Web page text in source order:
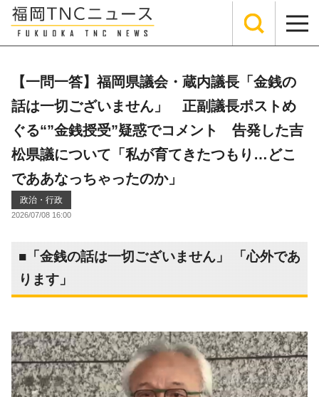
【一問一答】福岡県議会・蔵内議長「金銭の
話は一切ございません」 正副議長ポストめ
ぐる“”金銭授受”疑惑でコメント 告発した吉
松県議について「私が育てきたつもり…どこ
でああなっちゃったのか」
政治・行政
2026/07/08 16:00
■「金銭の話は一切ございません」 「心外であ
ります」